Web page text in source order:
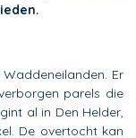
Er
parels die
al in Den Helder,
De overtocht kan